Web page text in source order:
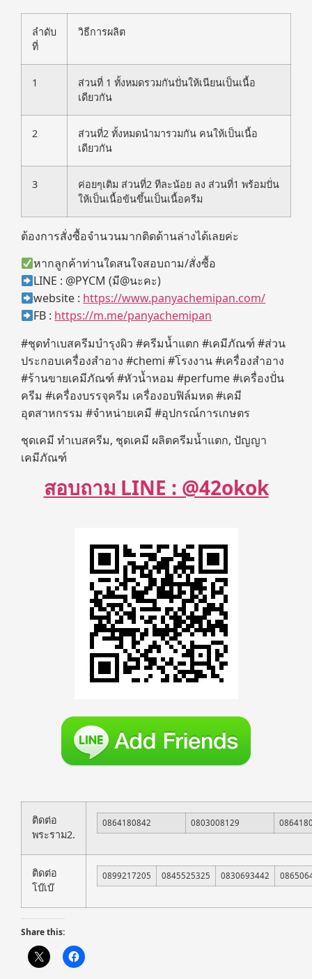
ลำดับ
ที่
วิธีการผลิต
1
ส่วนที่ 1 ทั้งหมดรวมกันปั่นให้เนียนเป็นเนื้อ
เดียวกัน
2
ส่วนที่2 ทั้งหมดนำมารวมกัน คนให้เป็นเนื้อ
เดียวกัน
3
ค่อยๆเติม ส่วนที่2 ทีละน้อย ลง ส่วนที่1 พร้อมปั่น
ให้เป็นเนื้อข้นขึ้นเป็นเนื้อครีม
ต้องการสั่งซื้อจำนวนมากติดด้านล่างได้เลยค่ะ
หากลูกค้าท่านใดสนใจสอบถาม/สั่งซื้อ
LINE : @PYCM (มี@นะคะ)
website : https://www.panyachemipan.com/
FB : https://m.me/panyachemipan
#ชุดทำเบสครีมบำรุงผิว #ครีมน้ำแตก #เคมีภัณฑ์ #ส่วน
ประกอบเครื่องสำอาง #chemi #โรงงาน #เครื่องสำอาง
#ร้านขายเคมีภัณฑ์ #หัวน้ำหอม #perfume #เครื่องปั่น
ครีม #เครื่องบรรจุครีม เครื่องอบฟิล์มหด #เคมี
อุตสาหกรรม #จำหน่ายเคมี #อุปกรณ์การเกษตร
ชุดเคมี ทำเบสครีม, ชุดเคมี ผลิตครีมน้ำแตก, ปัญญา
เคมีภัณฑ์
สอบถาม LINE : @42okok
ติดต่อ
พระราม2.
0864180842 0803008129
ติดต่อ
โบ๊เบ๊
0899217205 0845525325 0830693442
Share this: